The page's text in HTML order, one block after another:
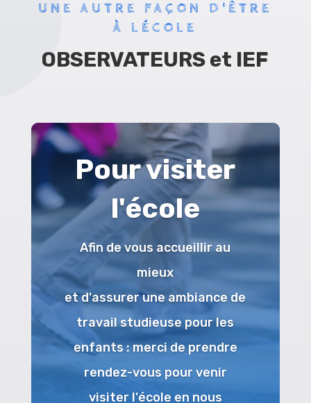
UNE AUTRE FAÇON D'ÊTRE
À LÉCOLE
OBSERVATEURS et IEF
Pour visiter
l'école
Afin de vous accueillir au
mieux
et d'assurer une ambiance de
travail studieuse pour les
enfants : merci de prendre
rendez-vous pour venir
visiter l'école en nous